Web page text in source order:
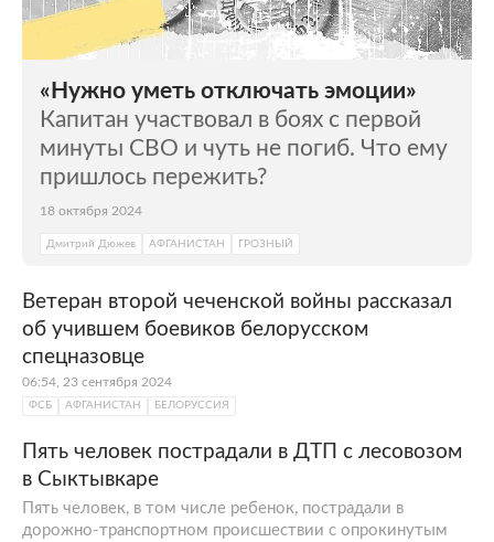
«Нужно уметь отключать эмоции»
Капитан участвовал в боях с первой
минуты СВО и чуть не погиб. Что ему
пришлось пережить?
18 октября 2024
Дмитрий Дюжев АФГАНИСТАН ГРОЗНЫЙ
Ветеран второй чеченской войны рассказал
об учившем боевиков белорусском
спецназовце
06:54, 23 сентября 2024
ФСБ АФГАНИСТАН БЕЛОРУССИЯ
Пять человек пострадали в ДТП с лесовозом
в Сыктывкаре
Пять человек, в том числе ребенок, пострадали в
дорожно-транспортном происшествии с опрокинутым